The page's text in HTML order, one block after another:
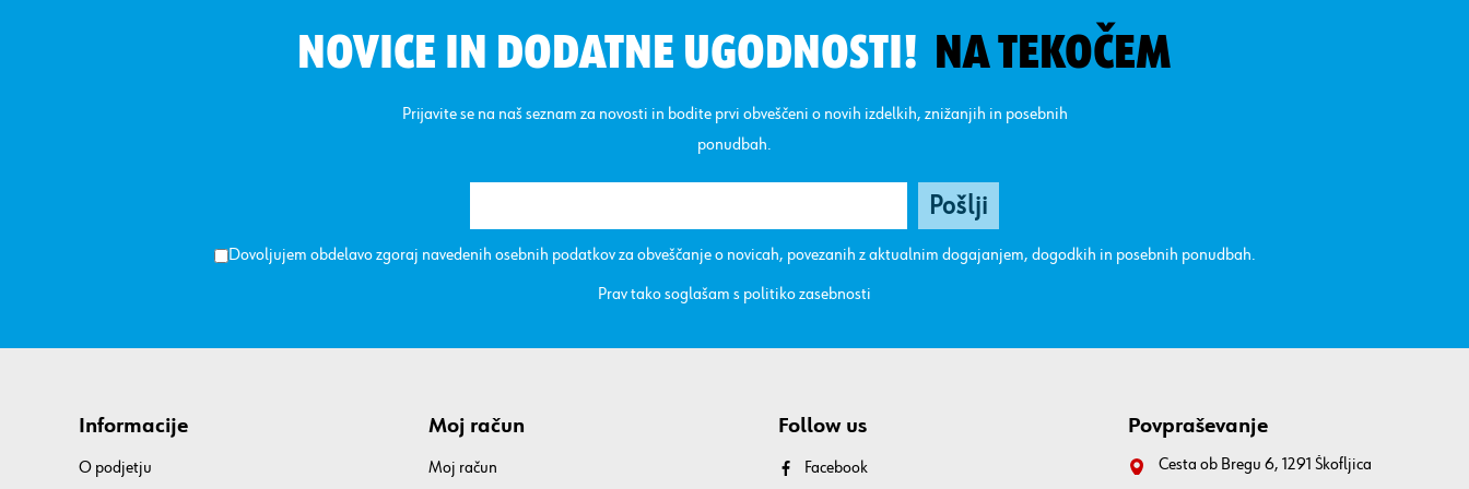
NOVICE IN DODATNE UGODNOSTI! NA TEKOČEM
Prijavite se na naš seznam za novosti in bodite prvi obveščeni o novih izdelkih, znižanjih in posebnih
ponudbah.
Dovoljujem obdelavo zgoraj navedenih osebnih podatkov za obveščanje o novicah, povezanih z aktualnim dogajanjem, dogodkih in posebnih ponudbah.
Prav tako soglašam s politiko zasebnosti
Informacije
O podjetju
Moj račun
Moj račun
Follow us
Facebook
Povpraševanje
Cesta ob Bregu 6, 1291 Škofljica